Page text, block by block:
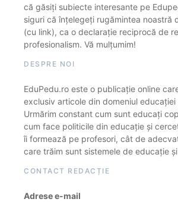
că găsiți subiecte interesante pe
siguri că înțelegeți rugămintea noastră
(cu link), ca o declarație reciprocă de
profesionalism. Vă mulțumim!
DESPRE NOI
EduPedu.ro este o publicație online
exclusiv articole din domeniul educației
Urmărim constant cum sunt educați
cum face politicile din educație și
îi formează pe profesori, cât de
care trăim sunt sistemele de educație
CONTACT REDACȚIE
Adrese e-mail